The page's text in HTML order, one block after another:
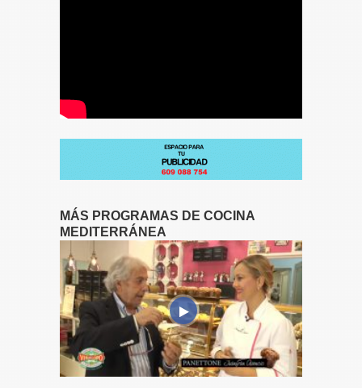
MÁS PROGRAMAS DE COCINA
MEDITERRÁNEA